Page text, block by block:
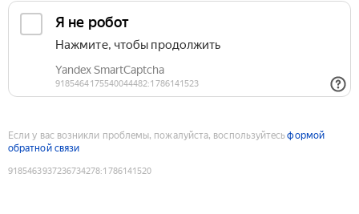
Если у вас возникли проблемы, пожалуйста, воспользуйтесьформой
обратной связи
9185463937236734278:1786141520